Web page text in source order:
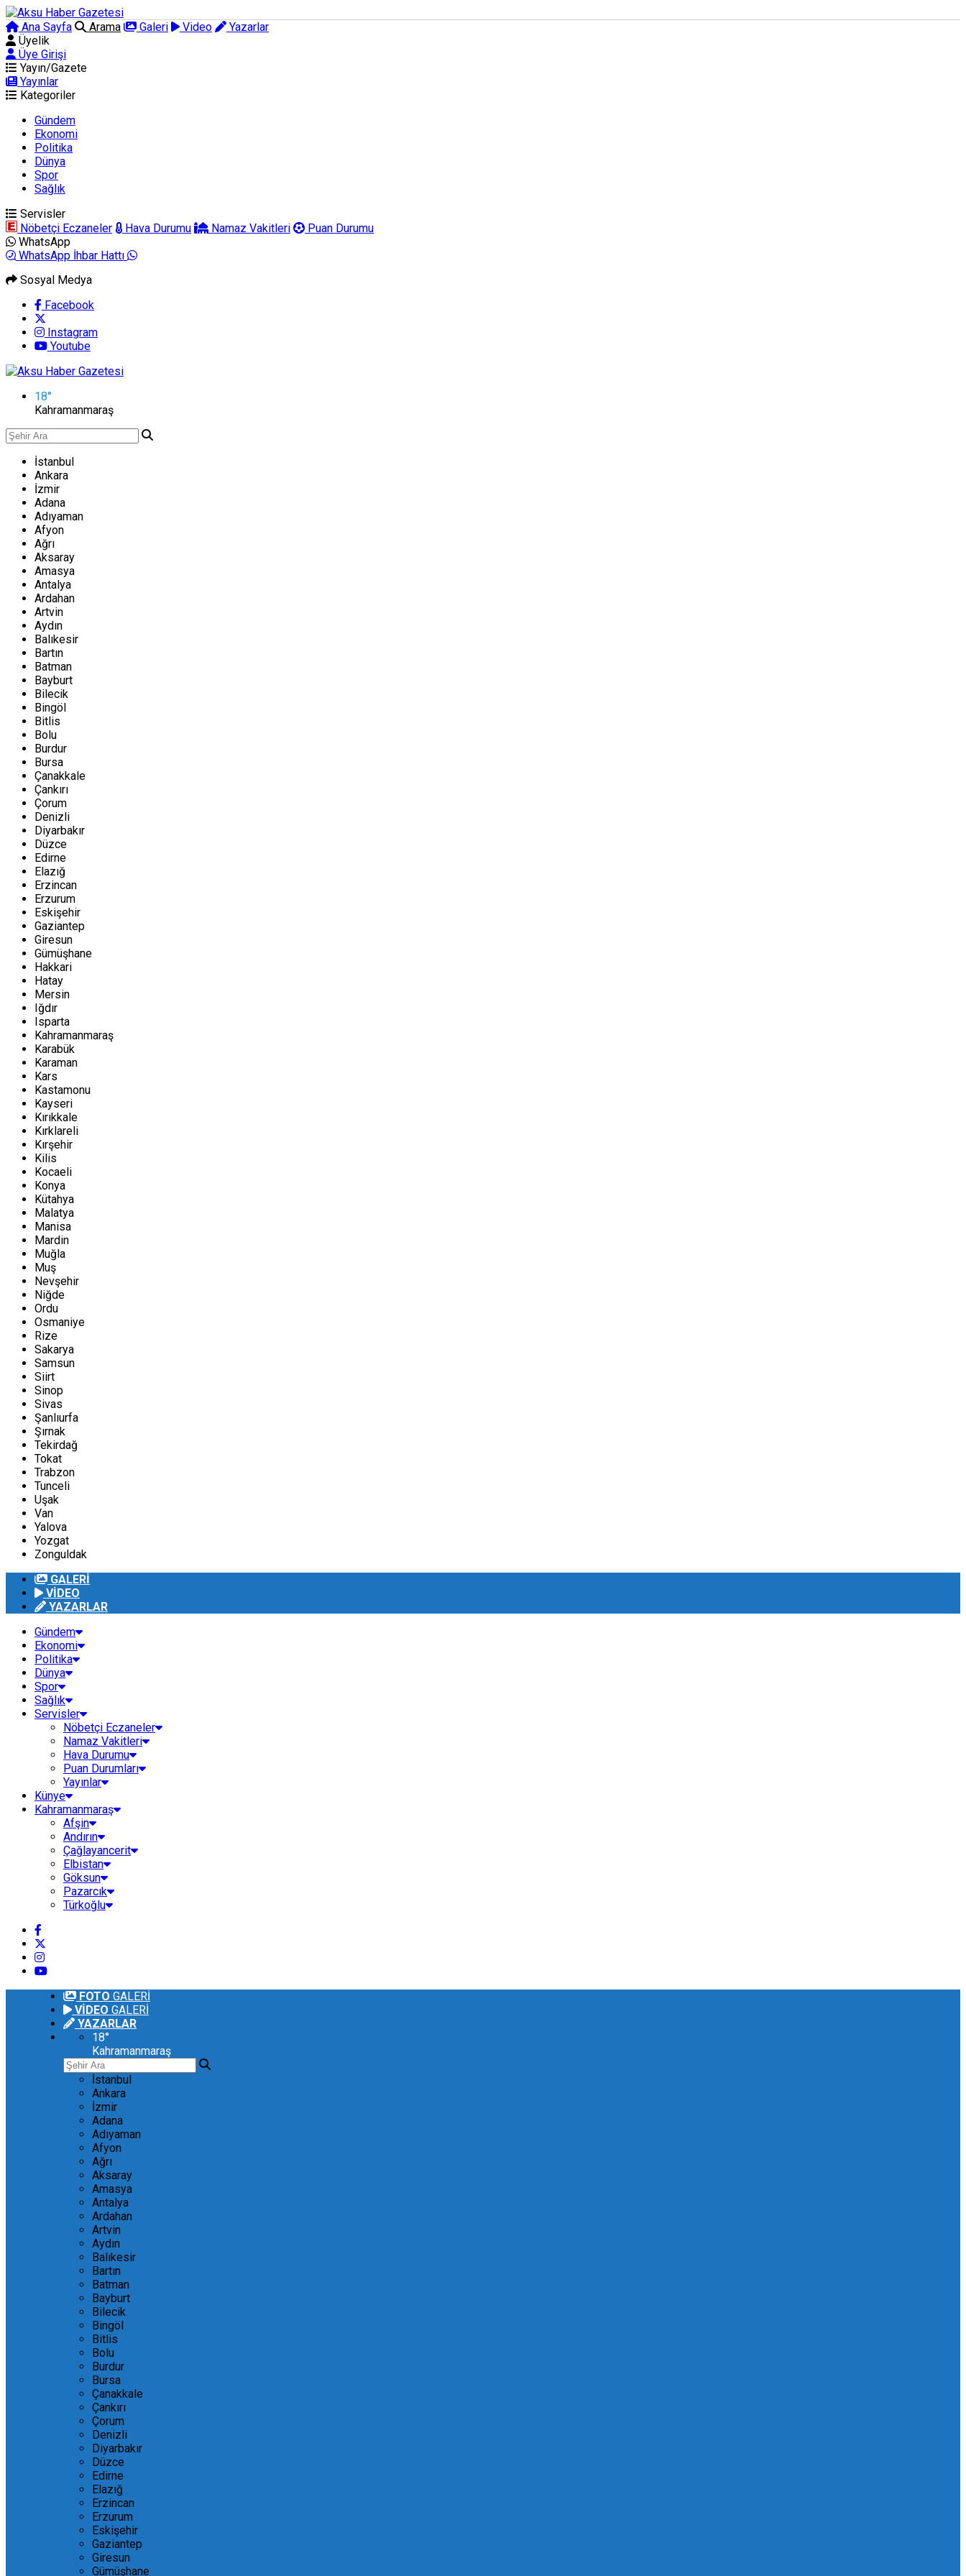
Ana Sayfa Arama Galeri Video
Yazarlar
Üyelik
Üye Girişi
Yayın/Gazete
Yayınlar
Kategoriler
Gündem
Ekonomi
Politika
Dünya
Spor
Sağlık
Servisler
Nöbetçi Eczaneler
Hava Durumu Namaz Vakitleri
Puan Durumu
WhatsApp
WhatsApp İhbar Hattı
Sosyal Medya
Facebook
Instagram
Youtube
18°
Kahramanmaraş
İstanbul
Ankara
İzmir
Adana
Adıyaman
Afyon
Ağrı
Aksaray
Amasya
Antalya
Ardahan
Artvin
Aydın
Balıkesir
Bartın
Batman
Bayburt
Bilecik
Bingöl
Bitlis
Bolu
Burdur
Bursa
Çanakkale
Çankırı
Çorum
Denizli
Diyarbakır
Düzce
Edirne
Elazığ
Erzincan
Erzurum
Eskişehir
Gaziantep
Giresun
Gümüşhane
Hakkari
Hatay
Mersin
Iğdır
Isparta
Kahramanmaraş
Karabük
Karaman
Kars
Kastamonu
Kayseri
Kırıkkale
Kırklareli
Kırşehir
Kilis
Kocaeli
Konya
Kütahya
Malatya
Manisa
Mardin
Muğla
Muş
Nevşehir
Niğde
Ordu
Osmaniye
Rize
Sakarya
Samsun
Siirt
Sinop
Sivas
Şanlıurfa
Şırnak
Tekirdağ
Tokat
Trabzon
Tunceli
Uşak
Van
Yalova
Yozgat
Zonguldak
GALERİ
VİDEO
YAZARLAR
Gündem
Ekonomi
Politika
Dünya
Spor
Sağlık
Servisler
Nöbetçi Eczaneler
Namaz Vakitleri
Hava Durumu
Puan Durumları
Yayınlar
Künye
Kahramanmaraş
Afşin
Andırın
Çağlayancerit
Elbistan
Göksun
Pazarcık
Türkoğlu
FOTO GALERİ
VİDEO GALERİ
YAZARLAR
18°
Kahramanmaraş
İstanbul
Ankara
İzmir
Adana
Adıyaman
Afyon
Ağrı
Aksaray
Amasya
Antalya
Ardahan
Artvin
Aydın
Balıkesir
Bartın
Batman
Bayburt
Bilecik
Bingöl
Bitlis
Bolu
Burdur
Bursa
Çanakkale
Çankırı
Çorum
Denizli
Diyarbakır
Düzce
Edirne
Elazığ
Erzincan
Erzurum
Eskişehir
Gaziantep
Giresun
Gümüşhane